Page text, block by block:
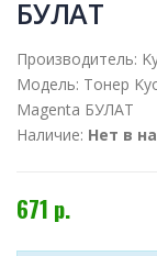
БУЛАТ
Производитель:
Модель: Тонер
Magenta БУЛАТ
Наличие: Нет в
671 р.